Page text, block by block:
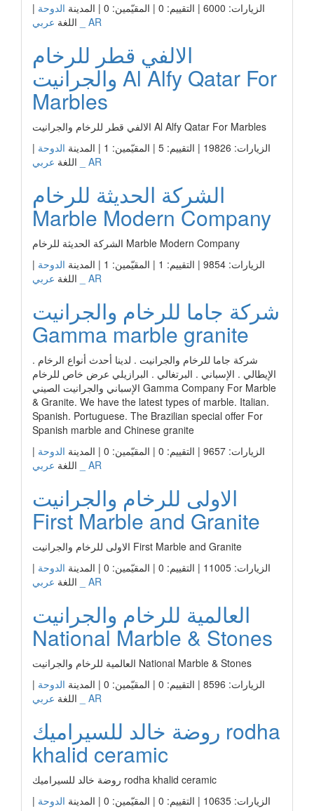
الزيارات: 6000 | التقييم: 0 | المقيّمين: 0 | المدينة
الدوحة |
اللغة عربي _ AR
الالفي قطر للرخام
والجرانيت Al Alfy Qatar For
Marbles
الالفي قطر للرخام والجرانيت Al Alfy Qatar For Marbles
الزيارات: 19826 | التقييم: 5 | المقيّمين: 1 | المدينة
الدوحة |
اللغة عربي _ AR
الشركة الحديثة للرخام
Marble Modern Company
الشركة الحديثة للرخام Marble Modern Company
الزيارات: 9854 | التقييم: 1 | المقيّمين: 1 | المدينة
الدوحة |
اللغة عربي _ AR
شركة جاما للرخام والجرانيت
Gamma marble granite
شركة جاما للرخام والجرانيت . لدينا أحدث أنواع الرخام .
الإيطالي . الإسباني . البرتغالي . البرازيلي عرض خاص للرخام
الإسباني والجرانيت الصيني Gamma Company For Marble
& Granite. We have the latest types of marble. Italian.
Spanish. Portuguese. The Brazilian special offer For
Spanish marble and Chinese granite
الزيارات: 9657 | التقييم: 0 | المقيّمين: 0 | المدينة
الدوحة |
اللغة عربي _ AR
الاولى للرخام والجرانيت
First Marble and Granite
الاولى للرخام والجرانيت First Marble and Granite
الزيارات: 11005 | التقييم: 0 | المقيّمين: 0 | المدينة
الدوحة |
اللغة عربي _ AR
العالمية للرخام والجرانيت
National Marble & Stones
العالمية للرخام والجرانيت National Marble & Stones
الزيارات: 8596 | التقييم: 0 | المقيّمين: 0 | المدينة
الدوحة |
اللغة عربي _ AR
روضة خالد للسيراميك rodha
khalid ceramic
روضة خالد للسيراميك rodha khalid ceramic
الزيارات: 10635 | التقييم: 0 | المقيّمين: 0 | المدينة
الدوحة |